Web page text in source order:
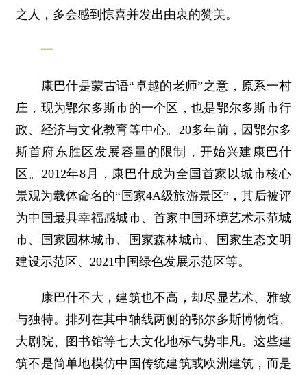
之人，多会感到惊喜并发出由衷的赞美。
一
康巴什是蒙古语“卓越的老师”之意，原系一村
庄，现为鄂尔多斯市的一个区，也是鄂尔多斯市行
政、经济与文化教育等中心。20多年前，因鄂尔多
斯首府东胜区发展容量的限制，开始兴建康巴什
区。2012年8月，康巴什成为全国首家以城市核心
景观为载体命名的“国家4A级旅游景区”，其后被评
为中国最具幸福感城市、首家中国环境艺术示范城
市、国家园林城市、国家森林城市、国家生态文明
建设示范区、2021中国绿色发展示范区等。
康巴什不大，建筑也不高，却尽显艺术、雅致
与独特。排列在其中轴线两侧的鄂尔多斯博物馆、
大剧院、图书馆等七大文化地标气势非凡。这些建
筑不是简单地模仿中国传统建筑或欧洲建筑，而是